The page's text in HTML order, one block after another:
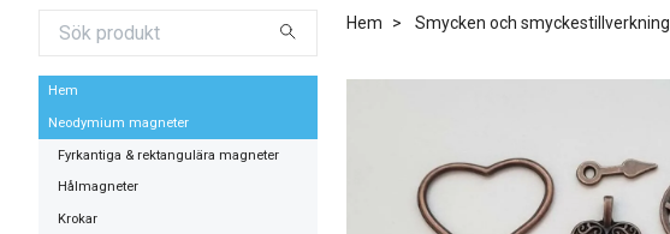
Hem
Neodymium magneter
Fyrkantiga & rektangulära magneter
Hålmagneter
Krokar
Hem Smycken och smyckestillverkning